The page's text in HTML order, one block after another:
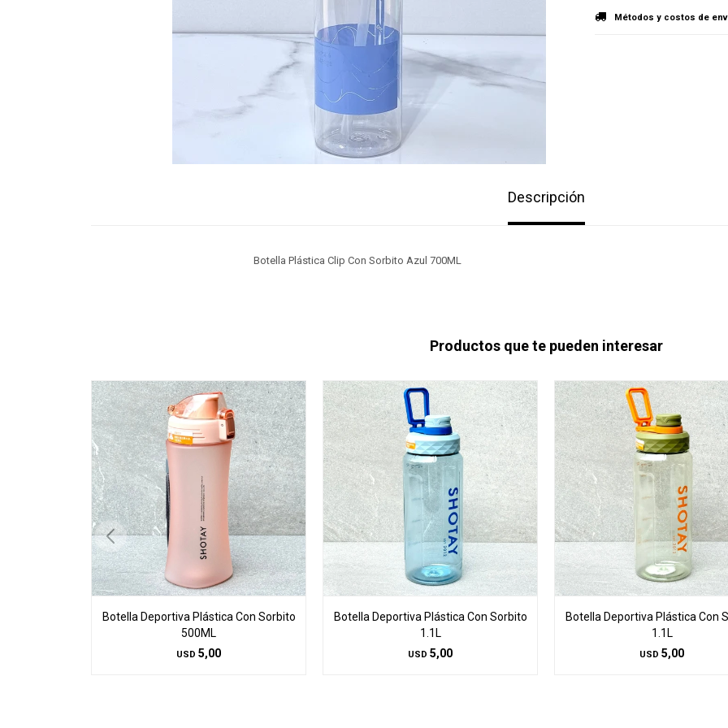
Métodos y costos de
Descripción
Botella Plástica Clip Con Sorbito Azul 700ML
Productos que te pueden interesar
Botella Deportiva Plástica Con Sorbito
500ML
USD 5,00
Botella Deportiva Plástica Con Sorbito
1.1L
USD 5,00
Botella Deportiva Plástica Con
1.1L
USD 5,00